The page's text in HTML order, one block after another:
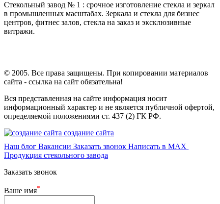
Стекольный завод № 1 : срочное изготовление стекла и зеркал
в промышленных масштабах. Зеркала и стекла для бизнес
центров, фитнес залов, стекла на заказ и эксклюзивные
витражи.
© 2005. Все права защищены. При копировании материалов
сайта - ссылка на сайт обязательна!
Вся представленная на сайте информация носит
информационный характер и не является публичной офертой,
определяемой положениями ст. 437 (2) ГК РФ.
создание сайта
Наш блог Вакансии Заказать звонок Написать в MAX
Продукция стекольного завода
Заказать звонок
Ваше имя*